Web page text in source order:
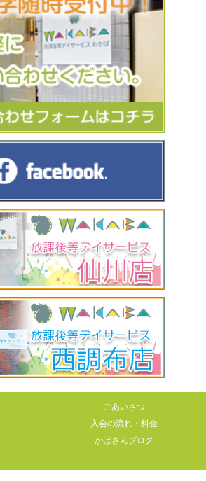
ごあいさつ
入会の流れ・料金
かばさんブログ